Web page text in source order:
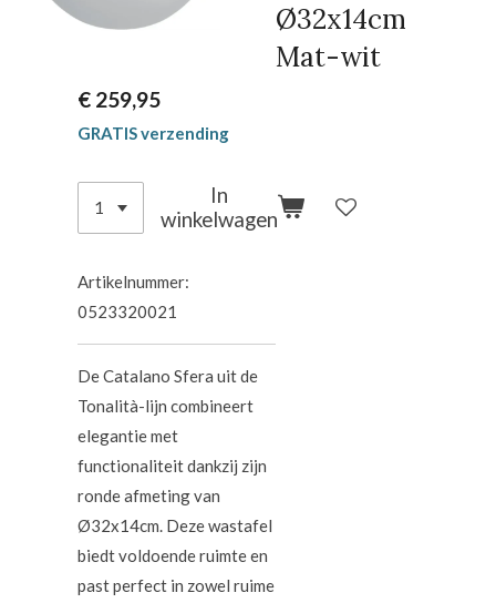
Ø32x14cm
Mat-wit
€ 259,95
GRATIS verzending
In
winkelwagen
Artikelnummer:
0523320021
De Catalano Sfera uit de
Tonalità-lijn combineert
elegantie met
functionaliteit dankzij zijn
ronde afmeting van
Ø32x14cm. Deze wastafel
biedt voldoende ruimte en
past perfect in zowel ruime